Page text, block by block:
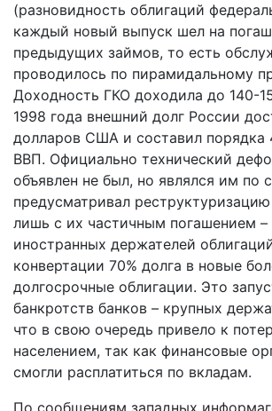
(разновидность облигаций
каждый новый выпуск шел на
предыдущих займов, то есть
проводилось по пирамидальному
Доходность ГКО доходила до 140-
1998 года внешний долг России
долларов США и составил порядка
ВВП. Официально технический
объявлен не был, но являлся им по
предусматривал
лишь с их частичным погашением –
иностранных держателей
конвертации 70% долга в новые
долгосрочные облигации. Это
банкротств банков – крупных
что в свою очередь привело к
населением, так как финансовые
смогли расплатиться по вкладам.
По сообщениям западных